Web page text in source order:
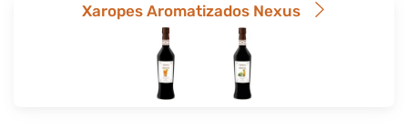
Xaropes Aromatizados Nexus